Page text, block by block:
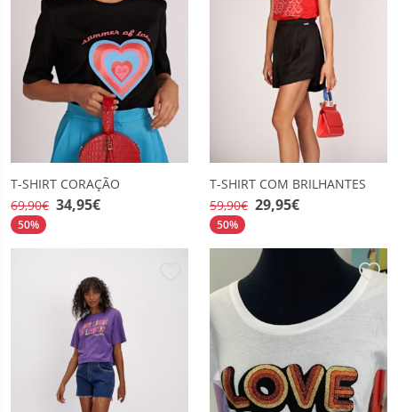
T-SHIRT CORAÇÃO
69,90€ 34,95€
50%
T-SHIRT COM BRILHANTES
59,90€ 29,95€
50%